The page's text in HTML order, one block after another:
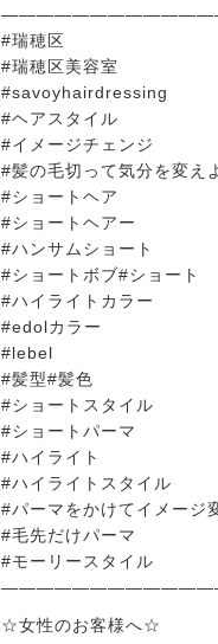
#瑞穂区
#瑞穂区美容室
#savoyhairdressing
#ヘアスタイル
#イメージチェンジ
#髪の毛切って気分を変え
#ショートヘア
#ショートヘアー
#ハンサムショート
#ショートボブ#ショート
#ハイライトカラー
#edolカラー
#lebel
#髪型#髪色
#ショートスタイル
#ショートパーマ
#ハイライト
#ハイライトスタイル
#パーマをかけてイメージ
#毛先だけパーマ
#モーリースタイル
☆女性のお客様へ☆